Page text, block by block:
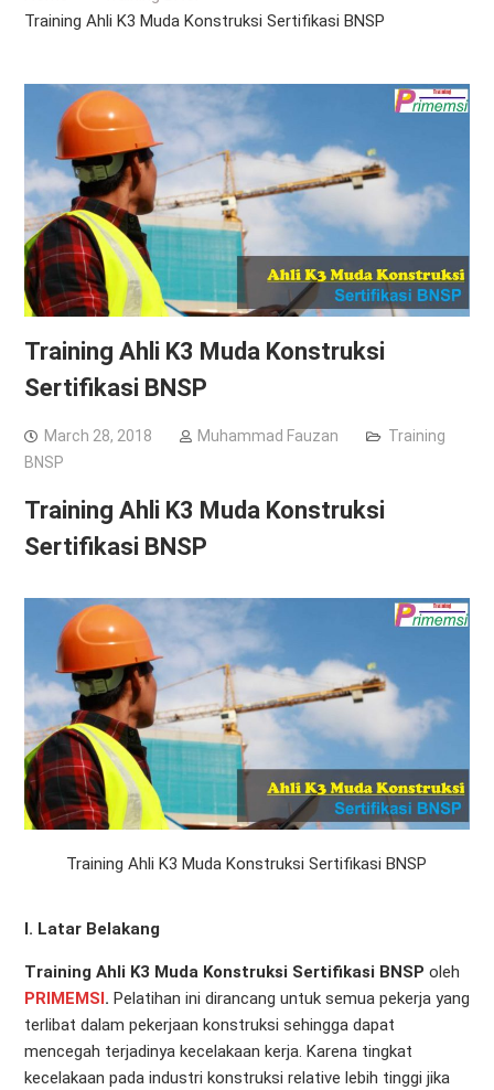
Training Ahli K3 Muda Konstruksi Sertifikasi BNSP
Training Ahli K3 Muda Konstruksi
Sertifikasi BNSP
March 28, 2018 Muhammad Fauzan
Training
BNSP
Training Ahli K3 Muda Konstruksi
Sertifikasi BNSP
Training Ahli K3 Muda Konstruksi Sertifikasi BNSP
I. Latar Belakang
Training Ahli K3 Muda Konstruksi Sertifikasi BNSP oleh
PRIMEMSI. Pelatihan ini dirancang untuk semua pekerja yang
terlibat dalam pekerjaan konstruksi sehingga dapat
mencegah terjadinya kecelakaan kerja. Karena tingkat
kecelakaan pada industri konstruksi relative lebih tinggi jika